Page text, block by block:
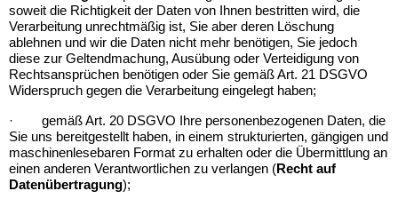
soweit die Richtigkeit der Daten von Ihnen bestritten wird, die
Verarbeitung unrechtmäßig ist, Sie aber deren Löschung
ablehnen und wir die Daten nicht mehr benötigen, Sie jedoch
diese zur Geltendmachung, Ausübung oder Verteidigung von
Rechtsansprüchen benötigen oder Sie gemäß Art. 21 DSGVO
Widerspruch gegen die Verarbeitung eingelegt haben;
· gemäß Art. 20 DSGVO Ihre personenbezogenen Daten, die
Sie uns bereitgestellt haben, in einem strukturierten, gängigen und
maschinenlesebaren Format zu erhalten oder die Übermittlung an
einen anderen Verantwortlichen zu verlangen (Recht auf
Datenübertragung);